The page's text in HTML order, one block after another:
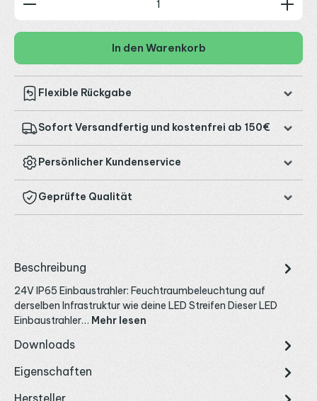
In den Warenkorb
Flexible Rückgabe
Sofort Versandfertig und kostenfrei ab 150€
Persönlicher Kundenservice
Geprüfte Qualität
Beschreibung
24V IP65 Einbaustrahler: Feuchtraumbeleuchtung auf
derselben Infrastruktur wie deine LED Streifen Dieser LED
Einbaustrahler… Mehr lesen
Downloads
Eigenschaften